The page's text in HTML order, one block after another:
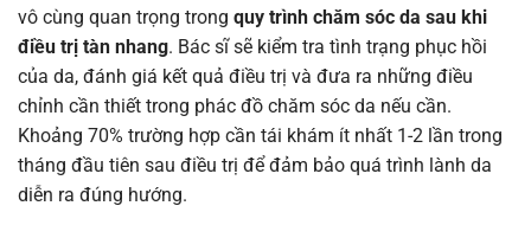
vô cùng quan trọng trong quy trình chăm sóc da sau khi
điều trị tàn nhang. Bác sĩ sẽ kiểm tra tình trạng phục hồi
của da, đánh giá kết quả điều trị và đưa ra những điều
chỉnh cần thiết trong phác đồ chăm sóc da nếu cần.
Khoảng 70% trường hợp cần tái khám ít nhất 1-2 lần trong
tháng đầu tiên sau điều trị để đảm bảo quá trình lành da
diễn ra đúng hướng.